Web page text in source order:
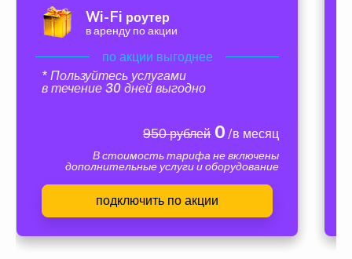
Wi-Fi роутер
в аренду по акции
по акции выгоднее
* Пользуйтесь услугами
в течение 30 дней выгодно
950 рублей0 /в месяц
В стоимость тарифа не включены
дополнительные услуги и оборудование
подключить по акции